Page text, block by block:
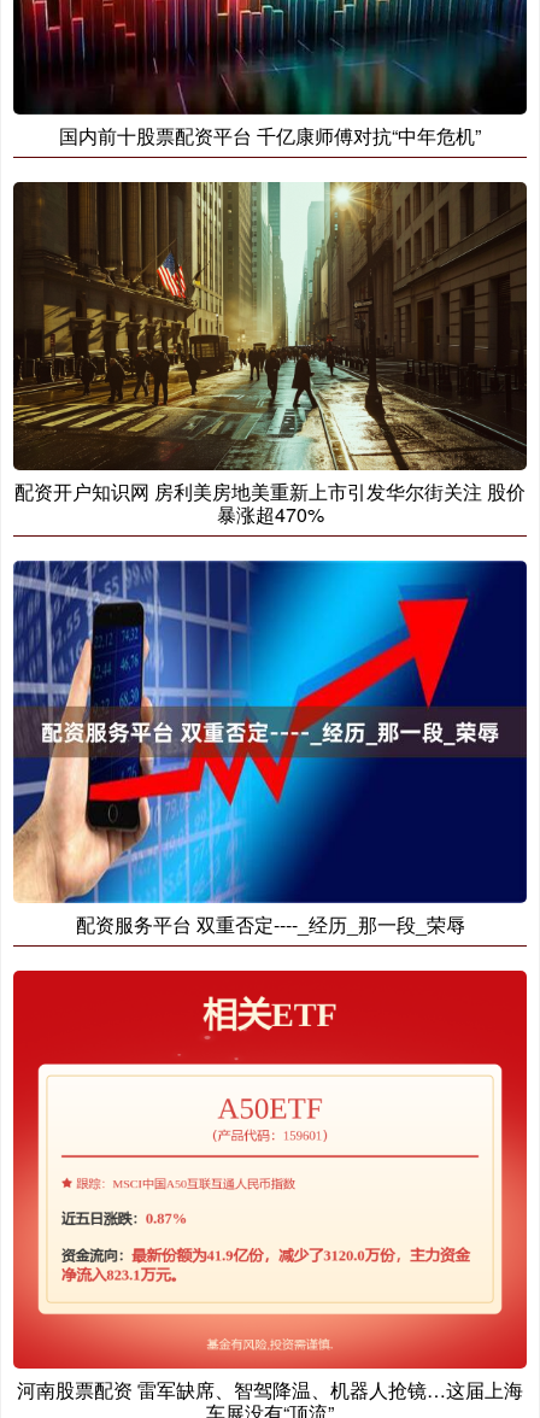
国内前十股票配资平台 千亿康师傅对抗“中年危机”
配资开户知识网 房利美房地美重新上市引发华尔街关注 股价
暴涨超470%
配资服务平台 双重否定----_经历_那一段_荣辱
河南股票配资 雷军缺席、智驾降温、机器人抢镜…这届上海